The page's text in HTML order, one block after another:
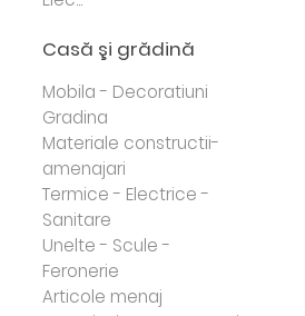
Casă şi grădină
Mobila - Decoratiuni
Gradina
Materiale constructii-
amenajari
Termice - Electrice -
Sanitare
Unelte - Scule -
Feronerie
Articole menaj